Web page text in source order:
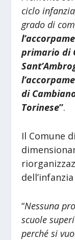
ciclo
grado di
primario di
di
Torinese”.
Il Comune
“Nessuna
scuole
perché si